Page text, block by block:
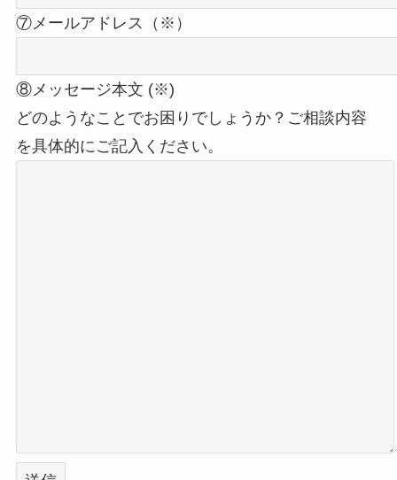
⑦メールアドレス（※）
⑧メッセージ本文 (※)
どのようなことでお困りでしょうか？ご相談内容
を具体的にご記入ください。